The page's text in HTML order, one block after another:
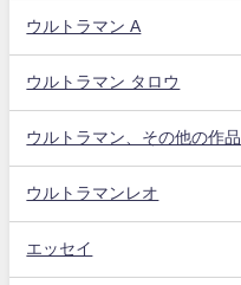
ウルトラマン A
ウルトラマン タロウ
ウルトラマン、その他の作品
ウルトラマンレオ
エッセイ